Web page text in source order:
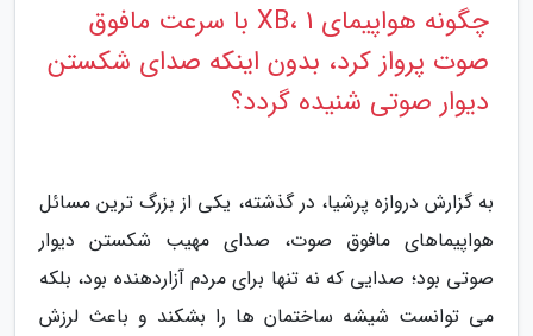
چگونه هواپیمای XB، 1 با سرعت مافوق
صوت پرواز کرد، بدون اینکه صدای شکستن
دیوار صوتی شنیده گردد؟
به گزارش دروازه پرشیا، در گذشته، یکی از بزرگ ترین مسائل
هواپیماهای مافوق صوت، صدای مهیب شکستن دیوار
صوتی بود؛ صدایی که نه تنها برای مردم آزاردهنده بود، بلکه
می توانست شیشه ساختمان ها را بشکند و باعث لرزش